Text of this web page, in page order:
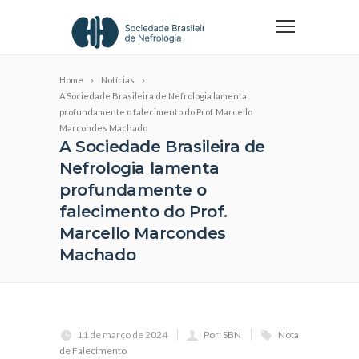
Home
Notícias
A Sociedade Brasileira de Nefrologia lamenta
profundamente o falecimento do Prof. Marcello
Marcondes Machado
A Sociedade Brasileira de
Nefrologia lamenta
profundamente o
falecimento do Prof.
Marcello Marcondes
Machado
11 de março de 2024 Por: SBN
Nota
de Falecimento